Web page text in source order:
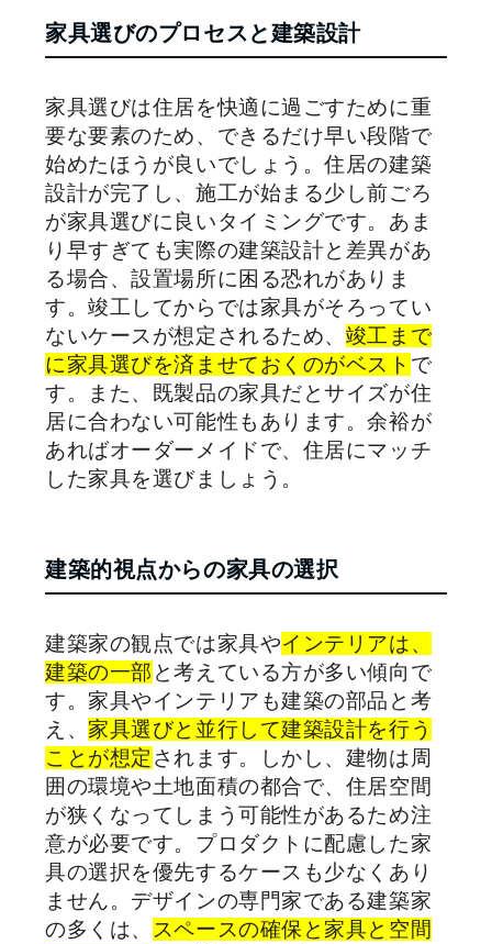
家具選びのプロセスと建築設計
家具選びは住居を快適に過ごすために重
要な要素のため、できるだけ早い段階で
始めたほうが良いでしょう。住居の建築
設計が完了し、施工が始まる少し前ごろ
が家具選びに良いタイミングです。あま
り早すぎても実際の建築設計と差異があ
る場合、設置場所に困る恐れがありま
す。竣工してからでは家具がそろってい
ないケースが想定されるため、 竣工まで
に家具選びを済ませておくのがベスト で
す。また、既製品の家具だとサイズが住
居に合わない可能性もあります。余裕が
あればオーダーメイドで、住居にマッチ
した家具を選びましょう。
建築的視点からの家具の選択
建築家の観点では家具やインテリアは、
建築の一部 と考えている方が多い傾向で
す。家具やインテリアも建築の部品と考
え、 家具選びと並行して建築設計を行う
ことが想定 されます。しかし、建物は周
囲の環境や土地面積の都合で、住居空間
が狭くなってしまう可能性があるため注
意が必要です。プロダクトに配慮した家
具の選択を優先するケースも少なくあり
ません。デザインの専門家である建築家
の多くは、
スペースの確保と家具と空間